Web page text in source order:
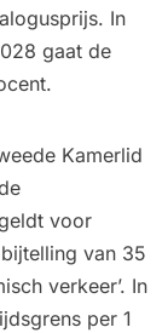
In
gaat de
Kamerlid
voor
van 35
verkeer’. In
per 1